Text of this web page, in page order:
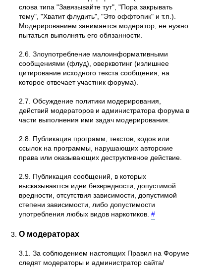
слова типа "Завязывайте тут", "Пора закрывать
тему", "Хватит флудить", "Это оффтопик" и т.п.).
Модерированием занимается модератор, не нужно
пытаться выполнять его обязанности.
2.6. Злоупотребление малоинформативными
сообщениями (флуд), оверквотинг (излишнее
цитирование исходного текста сообщения, на
которое отвечает участник форума).
2.7. Обсуждение политики модерирования,
действий модеpатоpов и администратора форума в
части выполнения ими задач модерирования.
2.8. Публикация программ, текстов, кодов или
ссылок на программы, нарушающих авторские
права или оказывающих деструктивное действие.
2.9. Публикация сообщений, в которых
высказываются идеи безвредности, допустимой
вредности, отсутствия зависимости, допустимой
степени зависимости, либо допустимости
употребления любых видов наркотиков.#
О модераторах
3.1. За соблюдением настоящих Правил на Форуме
следят модераторы и администратор сайта/